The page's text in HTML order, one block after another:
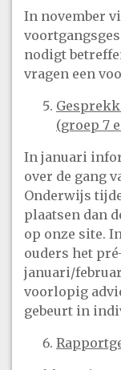
In november
nodigt
vragen een
(groep 7
In januari
over de gang
Onderwijs
plaatsen dan
op onze site.
ouders het
januari/
voorlopig
gebeurt in